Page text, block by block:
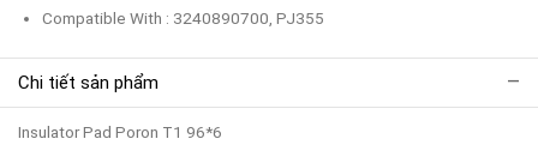
Compatible With : 3240890700, PJ355
Chi tiết sản phẩm
Insulator Pad Poron T1 96*6